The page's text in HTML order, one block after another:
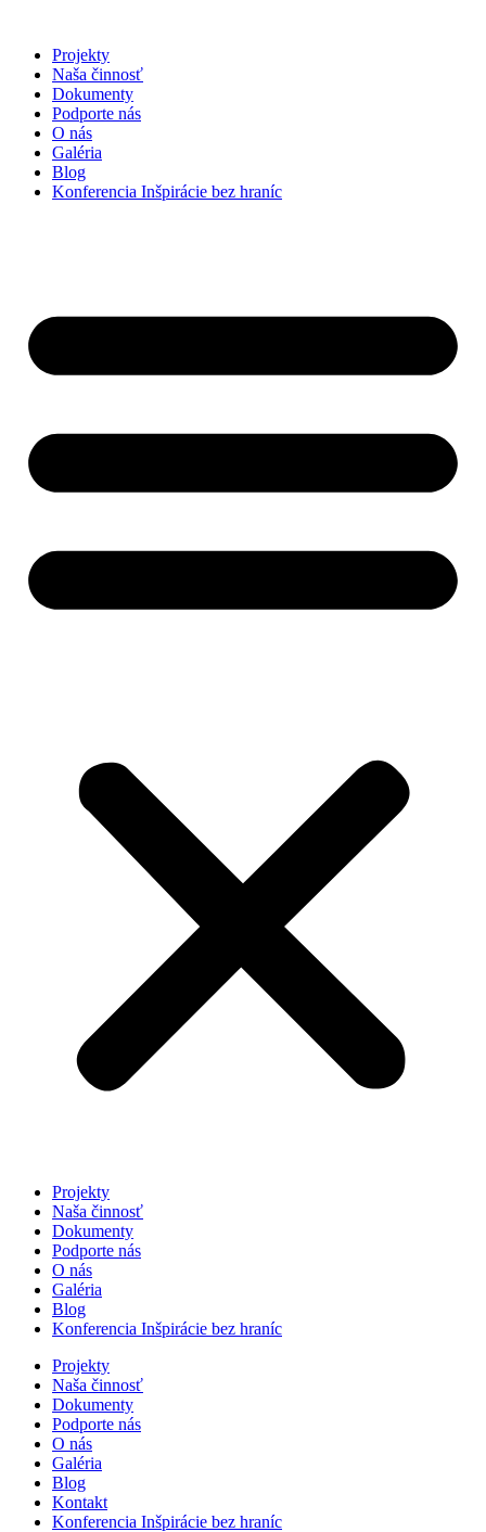
obsah
Projekty
Naša činnosť
Dokumenty
Podporte nás
O nás
Galéria
Blog
Konferencia Inšpirácie bez hraníc
Projekty
Naša činnosť
Dokumenty
Podporte nás
O nás
Galéria
Blog
Konferencia Inšpirácie bez hraníc
Projekty
Naša činnosť
Dokumenty
Podporte nás
O nás
Galéria
Blog
Kontakt
Konferencia Inšpirácie bez hraníc